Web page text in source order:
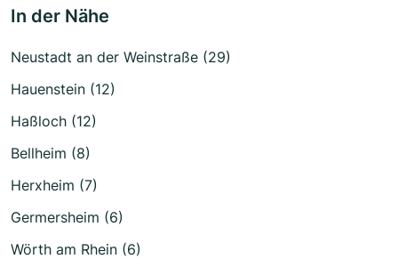
In der Nähe
Neustadt an der Weinstraße (29)
Hauenstein (12)
Haßloch (12)
Bellheim (8)
Herxheim (7)
Germersheim (6)
Wörth am Rhein (6)